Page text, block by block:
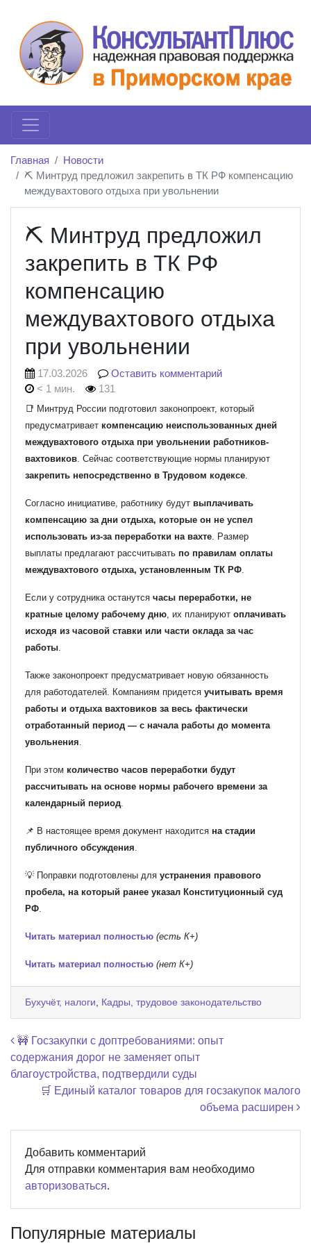
Главная
Новости
⛏️ Минтруд предложил закрепить в ТК РФ компенсацию
междувахтового отдыха при увольнении
⛏️ Минтруд предложил
закрепить в ТК РФ
компенсацию
междувахтового отдыха
при увольнении
17.03.2026
Оставить комментарий
< 1 мин.
131
📑 Минтруд России подготовил законопроект, который
предусматривает компенсацию неиспользованных дней
междувахтового отдыха при увольнении работников-
вахтовиков . Сейчас соответствующие нормы планируют
закрепить непосредственно в Трудовом кодексе
Согласно инициативе, работнику будут выплачивать
компенсацию за дни отдыха, которые он не успел
использовать из-за переработки на вахте . Размер
выплаты предлагают рассчитывать по правилам оплаты
междувахтового отдыха, установленным ТК РФ
Если у сотрудника останутся часы переработки, не
кратные целому рабочему дню , их планируют оплачивать
исходя из часовой ставки или части оклада за час
работы
Также законопроект предусматривает новую обязанность
для работодателей. Компаниям придется учитывать время
работы и отдыха вахтовиков за весь фактически
отработанный период — с начала работы до момента
увольнения
При этом количество часов переработки будут
рассчитывать на основе нормы рабочего времени за
календарный период
📌 В настоящее время документ находится на стадии
публичного обсуждения
💡 Поправки подготовлены для устранения правового
пробела, на который ранее указал Конституционный суд
РФ
Читать материал полностью (есть К+)
Читать материал полностью (нет К+)
Бухучёт, налоги Кадры, трудовое законодательство
Навигация по записям
🚧 Госзакупки с доптребованиями: опыт
содержания дорог не заменяет опыт
благоустройства, подтвердили суды
🛒 Единый каталог товаров для госзакупок малого
объема расширен
Добавить комментарий
Для отправки комментария вам необходимо
авторизоваться.
Популярные материалы